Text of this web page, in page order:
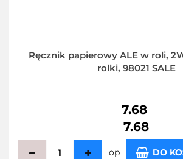
Ręcznik papierowy ALE w roli,
rolki, 98021 SALE
7.68
7.68
op DO